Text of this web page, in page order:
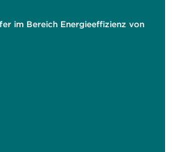
im Bereich Energieeffizienz von